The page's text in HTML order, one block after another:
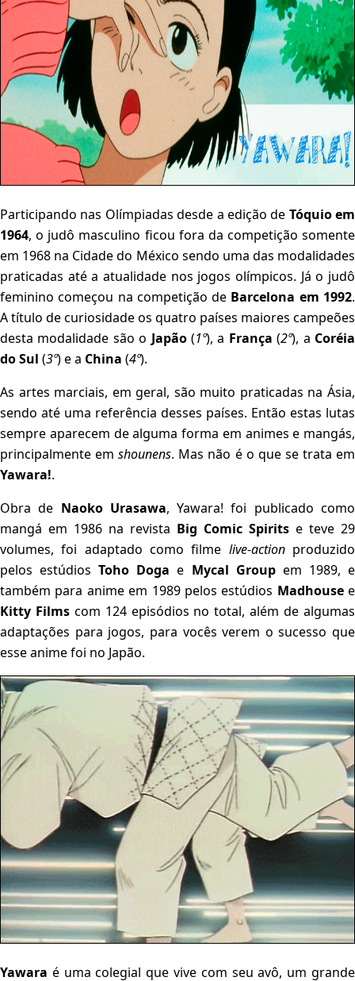
Participando nas Olímpiadas desde a edição de Tóquio em
1964, o judô masculino ficou fora da competição somente
em 1968 na Cidade do México sendo uma das modalidades
praticadas até a atualidade nos jogos olímpicos. Já o judô
feminino começou na competição de Barcelona em 1992.
A título de curiosidade os quatro países maiores campeões
desta modalidade são o Japão(1º), a França (2º), a Coréia
do Sul (3º) e a China (4º).
As artes marciais, em geral, são muito praticadas na Ásia,
sendo até uma referência desses países. Então estas lutas
sempre aparecem de alguma forma em animes e mangás,
principalmente emshounens. Mas não é o que se trata em
Yawara!.
Obra de Naoko Urasawa, Yawara! foi publicado como
mangá em 1986 na revista Big Comic Spirits e teve 29
volumes, foi adaptado como filme live-actionproduzido
pelos estúdiosToho Doga e Mycal Groupem 1989, e
também para anime em 1989 pelos estúdios Madhousee
Kitty Filmscom 124 episódios no total, além de algumas
adaptações para jogos, para vocês verem o sucesso que
esse anime foi no Japão.
Yawara é uma colegial que vive com seu avô, um grande